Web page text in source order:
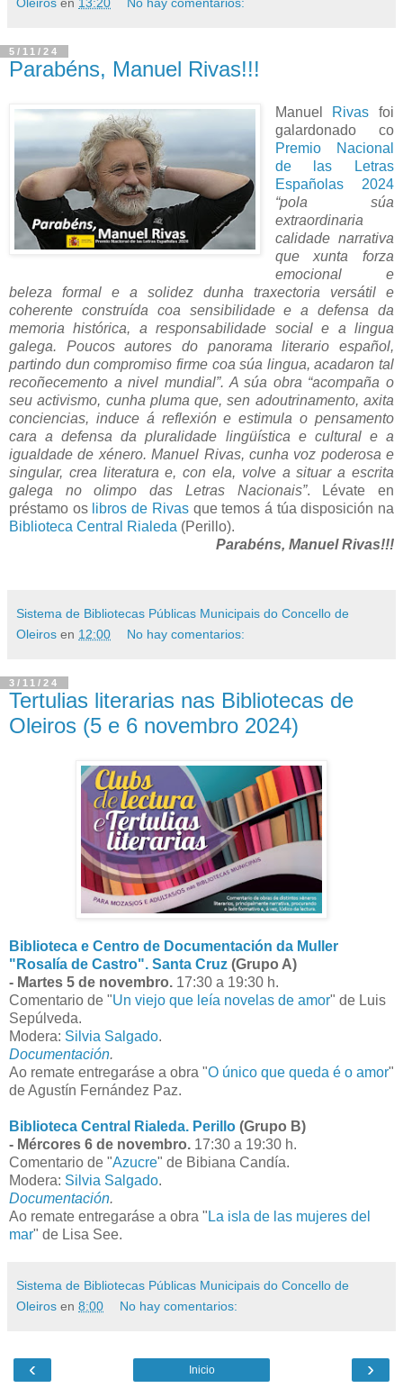
5/11/24
Parabéns, Manuel Rivas!!!
Manuel Rivas foi
galardonado co
Premio Nacional
de las Letras
Españolas 2024
“pola súa
extraordinaria
calidade narrativa
que xunta forza
emocional e
beleza formal e a solidez dunha traxectoria versátil e
coherente construída coa sensibilidade e a defensa da
memoria histórica, a responsabilidade social e a lingua
galega. Poucos autores do panorama literario español,
partindo dun compromiso firme coa súa lingua, acadaron tal
recoñecemento a nivel mundial”. A súa obra “acompaña o
seu activismo, cunha pluma que, sen adoutrinamento, axita
conciencias, induce á reflexión e estimula o pensamento
cara a defensa da pluralidade lingüística e cultural e a
igualdade de xénero. Manuel Rivas, cunha voz poderosa e
singular, crea literatura e, con ela, volve a situar a escrita
galega no olimpo das Letras Nacionais”. Lévate en
préstamo os libros de Rivasque temos á túa disposición na
Biblioteca Central Rialeda (Perillo).
Parabéns, Manuel Rivas!!!
Sistema de Bibliotecas Públicas Municipais do Concello de
Oleiros en 12:00 No hay comentarios:
3/11/24
Tertulias literarias nas Bibliotecas de
Oleiros (5 e 6 novembro 2024)
Biblioteca e Centro de Documentación da Muller
"Rosalía de Castro". Santa Cruz (Grupo A)
- Martes 5 de novembro. 17:30 a 19:30 h.
Comentario de "Un viejo que leía novelas de amor" de Luis
Sepúlveda.
Modera: Silvia Salgado.
Documentación.
Ao remate entregaráse a obra "O único que queda é o amor"
de Agustín Fernández Paz.
Biblioteca Central Rialeda. Perillo (Grupo B)
- Mércores 6 de novembro. 17:30 a 19:30 h.
Comentario de "Azucre" de Bibiana Candía.
Modera: Silvia Salgado.
Documentación.
Ao remate entregaráse a obra " La isla de las mujeres del
mar" de Lisa See.
Sistema de Bibliotecas Públicas Municipais do Concello de
Oleiros en 8:00 No hay comentarios:
‹ ›
Inicio